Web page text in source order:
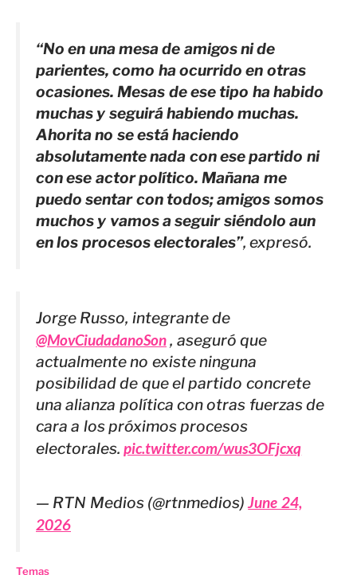
“No en una mesa de amigos ni de
parientes, como ha ocurrido en otras
ocasiones. Mesas de ese tipo ha habido
muchas y seguirá habiendo muchas.
Ahorita no se está haciendo
absolutamente nada con ese partido ni
con ese actor político. Mañana me
puedo sentar con todos; amigos somos
muchos y vamos a seguir siéndolo aun
en los procesos electorales”, expresó.
Jorge Russo, integrante de
@MovCiudadanoSon, aseguró que
actualmente no existe ninguna
posibilidad de que el partido concrete
una alianza política con otras fuerzas de
cara a los próximos procesos
electorales.pic.twitter.com/wus3OFjcxq
— RTN Medios (@rtnmedios)June 24,
2026
Temas